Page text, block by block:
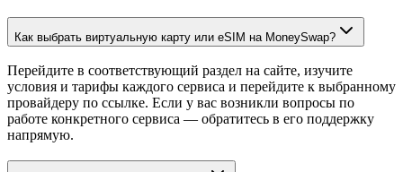
Как выбрать виртуальную карту или eSIM на MoneySwap?
Перейдите в соответствующий раздел на сайте, изучите
условия и тарифы каждого сервиса и перейдите к выбранному
провайдеру по ссылке. Если у вас возникли вопросы по
работе конкретного сервиса — обратитесь в его поддержку
напрямую.